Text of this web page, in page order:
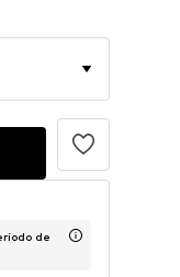
de